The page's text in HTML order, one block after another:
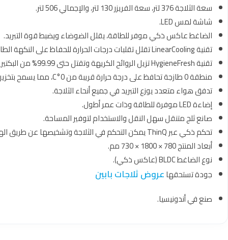
سعة الثلاجة 376 لتر، سعة الفريزر 130 لتر، والإجمالي 506 لتر.
شاشة لمس LED.
الضاغط عاكس ذكي موفر للطاقة، يقلل الضوضاء ويضبط قوة التبريد.
تقنية LinearCooling تقلل تقلبات درجات الحرارة للحفاظ على النكهة الطازجة لمدة تصل إلى 7 أيام.
تقنية HygieneFresh تزيل الروائح الكريهة وتقتل حتى 99.99% من البكتيريا.
منطقة 0 طازجة تحافظ على درجة حرارة قريبة من 0°C، مما يسمح بتخزين الطعام بشكل طازج دون الحاجة إلى إذابته قبل الطهي.
تدفق هواء متعدد يوزع التبريد في جميع أنحاء الثلاجة.
إضاءة LED موفرة للطاقة وذات عمر أطول.
صانع ثلج متنقل سهل النقل والاستخدام لتوفير المساحة.
تحكم ذكي عبر ThinQ يمكن التحكم في الثلاجة وتشخيصها عن طريق الهاتف الذكي.
أبعاد المنتج 780 × 1800 × 730 مم.
نوع الضاغط BLDC (عاكس ذكي).
جودة تستحقهاعروض ثلاجات بابين
صنع في أندونيسيا.